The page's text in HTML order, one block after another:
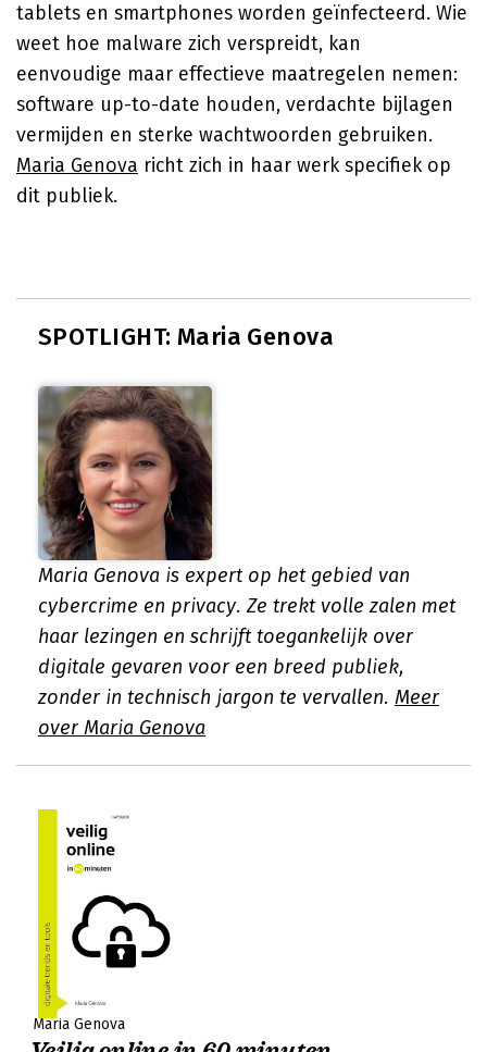
tablets en smartphones worden geïnfecteerd. Wie
weet hoe malware zich verspreidt, kan
eenvoudige maar effectieve maatregelen nemen:
software up-to-date houden, verdachte bijlagen
vermijden en sterke wachtwoorden gebruiken.
Maria Genova richt zich in haar werk specifiek op
dit publiek.
SPOTLIGHT: Maria Genova
Maria Genova is expert op het gebied van
cybercrime en privacy. Ze trekt volle zalen met
haar lezingen en schrijft toegankelijk over
digitale gevaren voor een breed publiek,
zonder in technisch jargon te vervallen. Meer
over Maria Genova
Maria Genova